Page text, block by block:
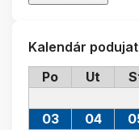
Kalendár
Po
Ut
03
04